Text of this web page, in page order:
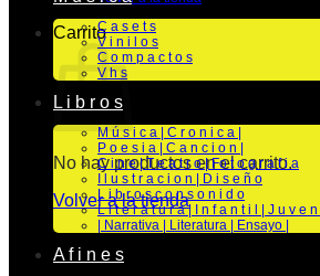
Carrito
No hay productos en el carrito.
Volver a la tienda
C a s e t s
V i n i l o s
C o m p a c t o s
V h s
L i b r o s
M ú s i c a | C r o n i c a |
P o e s i a | C a n c i o n |
C i n e | T e a t r o | Fo t o g r a f i a
I l u s t r a c i o n | D i s e ñ o
L i b r o s c o n s o n i d o
L i t e r a t u r a | I n f a n t i l | J u v e n i
| Narrativa | Literatura | Ensayo |
A f i n e s